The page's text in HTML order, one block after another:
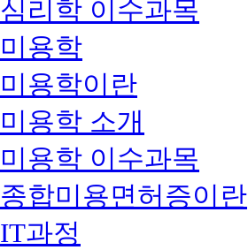
심리학 이수과목
미용학
미용학이란
미용학 소개
미용학 이수과목
종합미용면허증이란
IT과정